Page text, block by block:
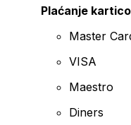
Plaćanje
Master
VISA
Maestro
Diners